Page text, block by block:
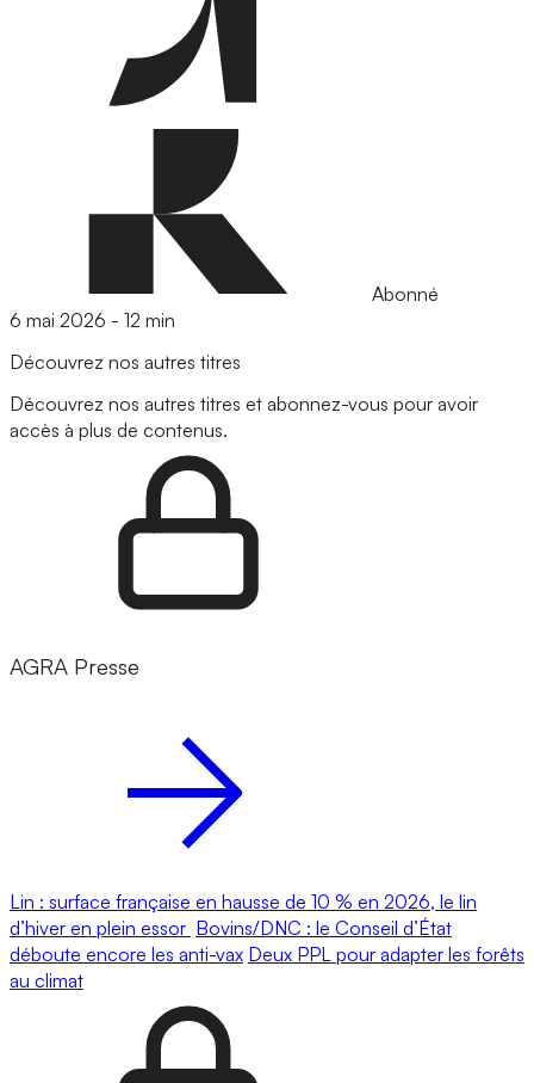
Abonné
6 mai 2026 - 12 min
Découvrez nos autres titres
Découvrez nos autres titres et abonnez-vous pour avoir
accès à plus de contenus.
AGRA Presse
Lin : surface française en hausse de 10 % en 2026, le lin
d’hiver en plein essor Bovins/DNC : le Conseil d’État
déboute encore les anti-vax Deux PPL pour adapter les forêts
au climat